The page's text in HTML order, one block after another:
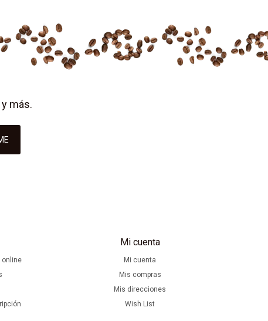
online
Mi cuenta
Mi cuenta
Mis compras
Mis direcciones
Wish List
más.